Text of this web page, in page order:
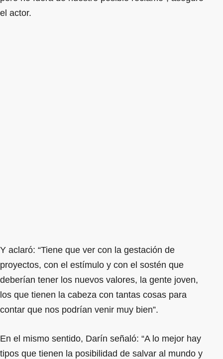
el actor.
Y aclaró: “Tiene que ver con la gestación de
proyectos, con el estímulo y con el sostén que
deberían tener los nuevos valores, la gente joven,
los que tienen la cabeza con tantas cosas para
contar que nos podrían venir muy bien”.
En el mismo sentido, Darín señaló: “A lo mejor hay
tipos que tienen la posibilidad de salvar al mundo y